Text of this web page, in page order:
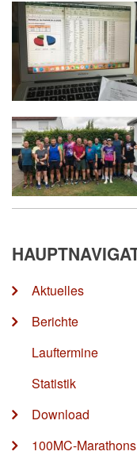
Aktuelles
Berichte
Lauftermine
Statistik
Download
100MC-Marathons